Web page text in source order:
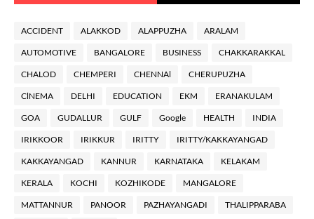
ACCIDENT ALAKKOD ALAPPUZHA ARALAM
AUTOMOTIVE BANGALORE BUSINESS CHAKKARAKKAL
CHALOD CHEMPERI CHENNAl CHERUPUZHA
ClNEMA DELHI EDUCATION EKM ERANAKULAM
GOA GUDALLUR GULF Google HEALTH INDIA
IRIKKOOR IRIKKUR IRITTY IRITTY/KAKKAYANGAD
KAKKAYANGAD KANNUR KARNATAKA KELAKAM
KERALA KOCHI KOZHIKODE MANGALORE
MATTANNUR PANOOR PAZHAYANGADI THALIPPARABA